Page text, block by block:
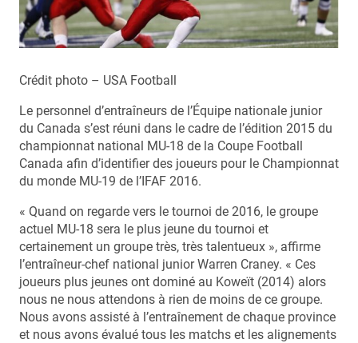
Crédit photo – USA Football
Le personnel d’entraîneurs de l’Équipe nationale junior
du Canada s’est réuni dans le cadre de l’édition 2015 du
championnat national MU-18 de la Coupe Football
Canada afin d’identifier des joueurs pour le Championnat
du monde MU-19 de l’IFAF 2016.
« Quand on regarde vers le tournoi de 2016, le groupe
actuel MU-18 sera le plus jeune du tournoi et
certainement un groupe très, très talentueux », affirme
l’entraîneur-chef national junior Warren Craney. « Ces
joueurs plus jeunes ont dominé au Koweït (2014) alors
nous ne nous attendons à rien de moins de ce groupe.
Nous avons assisté à l’entraînement de chaque province
et nous avons évalué tous les matchs et les alignements